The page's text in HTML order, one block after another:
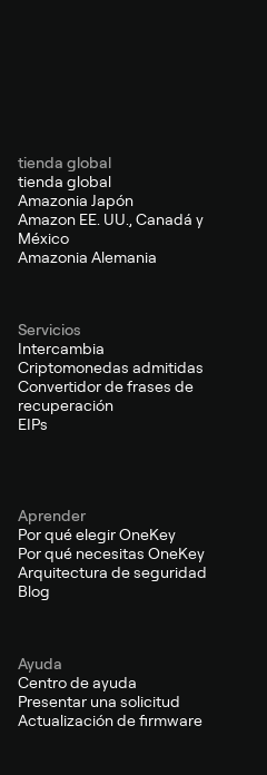
tienda global
tienda global
Amazonia Japón
Amazon EE. UU., Canadá y
México
Amazonia Alemania
Servicios
Intercambia
Criptomonedas admitidas
Convertidor de frases de
recuperación
EIPs
Aprender
Por qué elegir OneKey
Por qué necesitas OneKey
Arquitectura de seguridad
Blog
Ayuda
Centro de ayuda
Presentar una solicitud
Actualización de firmware